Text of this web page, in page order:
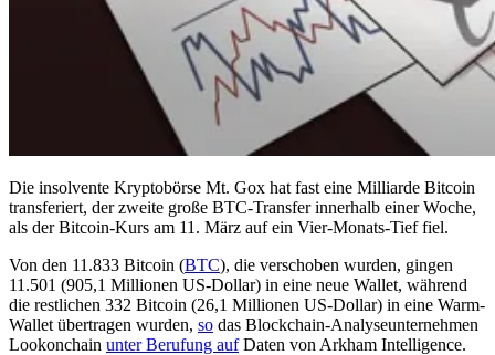
Die insolvente Kryptobörse Mt. Gox hat fast eine Milliarde Bitcoin
transferiert, der zweite große BTC-Transfer innerhalb einer Woche,
als der Bitcoin-Kurs am 11. März auf ein Vier-Monats-Tief fiel.
Von den 11.833 Bitcoin (BTC), die verschoben wurden, gingen
11.501 (905,1 Millionen US-Dollar) in eine neue Wallet, während
die restlichen 332 Bitcoin (26,1 Millionen US-Dollar) in eine Warm-
Wallet übertragen wurden, so das Blockchain-Analyseunternehmen
Lookonchain unter Berufung aufDaten von Arkham Intelligence.